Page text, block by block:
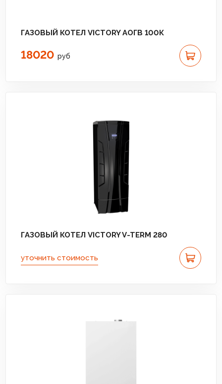
ГАЗОВЫЙ КОТЕЛ VICTORY АОГВ 100К
18020 руб
ГАЗОВЫЙ КОТЕЛ VICTORY V-TERM 280
уточнить стоимость